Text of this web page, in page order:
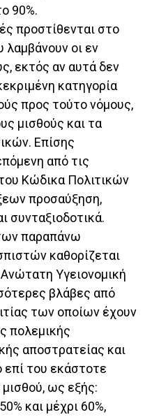
90%.
προστίθενται στο
λαμβάνουν οι εν
εκτός αν αυτά δεν
κατηγορία
προς τούτο νόμους,
μισθούς και τα
Επίσης
από τις
Κώδικα Πολιτικών
προσαύξηση,
συνταξιοδοτικά.
παραπάνω
καθορίζεται
Υγειονομική
βλάβες από
των οποίων έχουν
πολεμικής
αποστρατείας και
επί του εκάστοτε
ως εξής:
και μέχρι 60%,